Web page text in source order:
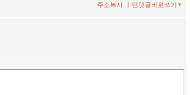
먼댓글바로쓰기
주소복사